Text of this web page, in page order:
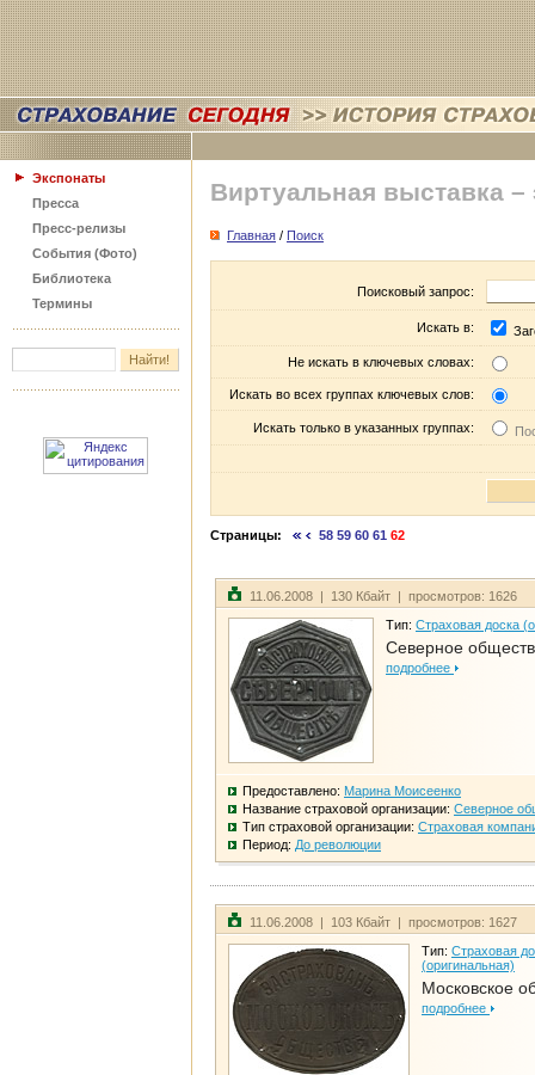
Экспонаты
Пресса
Пресс-релизы
События (Фото)
Библиотека
Термины
Виртуальная выставка –
Главная / Поиск
Поисковый запрос:
Искать в:
Не искать в ключевых словах:
Искать во всех группах ключевых слов:
Искать только в указанных группах:
Страницы: 58 59 60 61 62
11.06.2008 | 130 Кбайт | просмотров: 1626
Тип: Страховая доска
Северное
подробнее
Предоставлено: Марина Моисеенко
Название страховой организации: Северное
Тип страховой организации: Страховая
Период: До революции
11.06.2008 | 103 Кбайт | просмотров: 1627
Тип: Страховая
(оригинальная)
Московское
подробнее